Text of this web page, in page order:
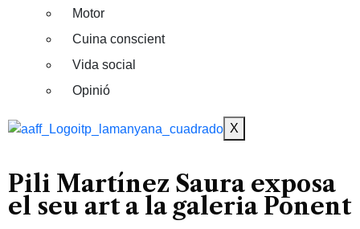
Motor
Cuina conscient
Vida social
Opinió
X
Pili Martínez Saura exposa
el seu art a la galeria Ponent